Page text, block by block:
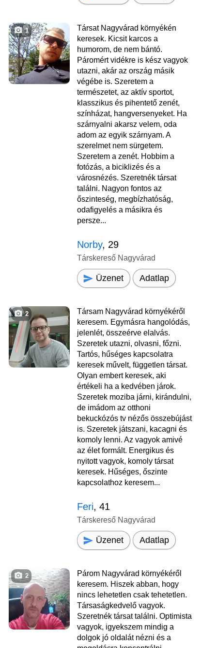
1
Társat Nagyvárad környékén
keresek. Kicsit karcos a
humorom, de nem bántó.
Páromért vidékre is kész vagyok
utazni, akár az ország másik
végébe is. Szeretem a
természetet, az aktív sportot,
klasszikus és pihentető zenét,
színházat, hangversenyeket. Ha
szárnyalni akarsz velem, oda
adom az egyik szárnyam. A
szerelmet nem sürgetem.
Szeretem a zenét. Hobbim a
fotózás, a biciklizés és a
városnézés. Szeretnék társat
találni. Nagyon fontos az
őszinteség, megbízhatóság,
odafigyelés a másikra és
persze...
Norby, 29
Társkereső Nagyvárad
Üzenet Adatlap
2
Társam Nagyvárad környékéről
keresem. Egymásra hangolódás,
jelenlét, összeérve elalvás.
Szeretek utazni, olvasni, főzni.
Tartós, hűséges kapcsolatra
keresek művelt, független társat.
Olyan embert keresek, aki
értékeli ha a kedvében járok.
Szeretek moziba járni, kirándulni,
de imádom az otthoni
bekuckózós tv nézős összebújást
is. Szeretek játszani, kacagni és
komoly lenni. Az vagyok amivé
az élet formált. Energikus és
nyitott vagyok, komoly társat
keresek. Hűséges, őszinte
kapcsolathoz keresem...
Feri, 41
Társkereső Nagyvárad
Üzenet Adatlap
2
Párom Nagyvárad környékéről
keresem. Hiszek abban, hogy
nincs lehetetlen csak tehetetlen.
Társaságkedvelő vagyok.
Szeretnék társat találni. Optimista
vagyok, igyekszem mindig a
dolgok jó oldalát nézni és a